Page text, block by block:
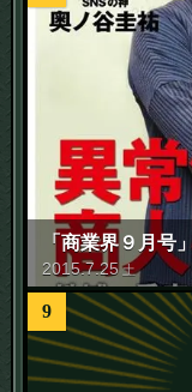
「商業界９月号
2015.7.25 土
9